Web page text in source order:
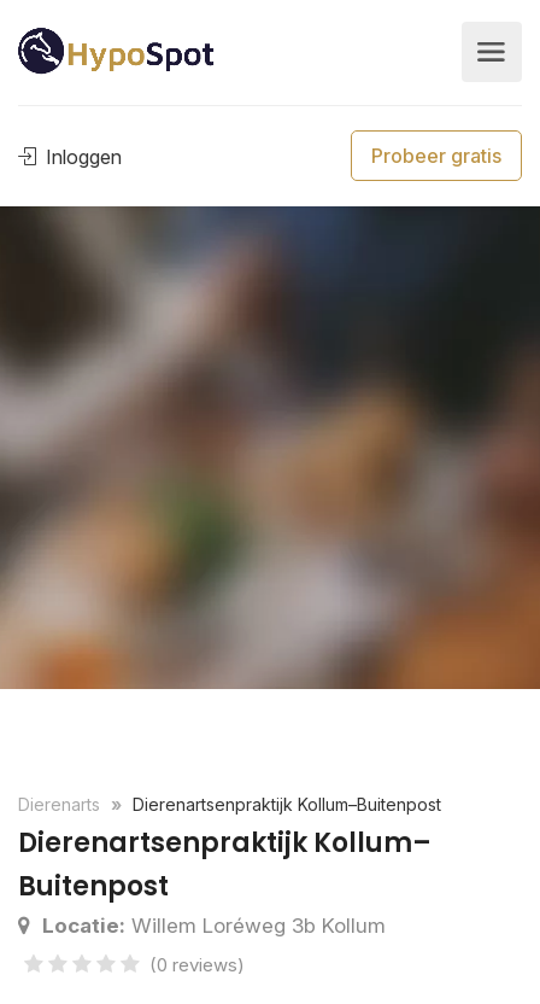
Inloggen Probeer gratis
Dierenarts Dierenartsenpraktijk Kollum–Buitenpost
Dierenartsenpraktijk Kollum–
Buitenpost
Locatie: Willem Loréweg 3b Kollum
(0 reviews)